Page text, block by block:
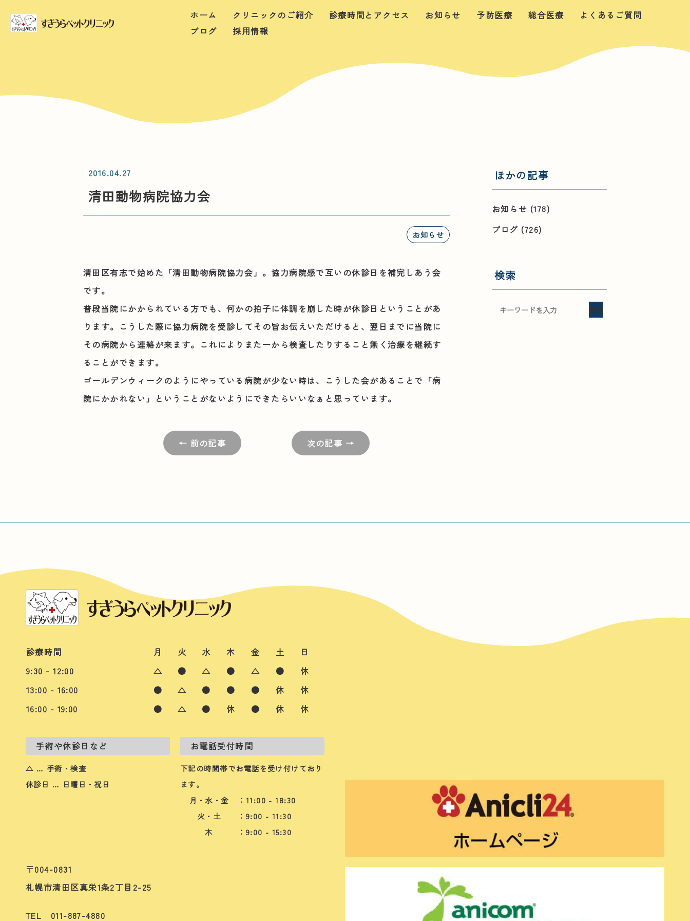
ホーム クリニックのご紹介 診療時間とアクセス お知らせ 予防医療 総合医療
よくあるご質問
ブログ
採用情報
2016.04.27
清田動物病院協力会
お知らせ
清田区有志で始めた 「清田動物病院協力会」 。協力病院感で互いの休診日を補完しあう会
です。
普段当院にかかられている方でも、何かの拍子に体調を崩した時が休診日ということがあ
ります。こうした際に協力病院を受診してその旨お伝えいただけると、翌日までに当院に
その病院から連絡が来ます。これによりまた一から検査したりすること無く治療を継続す
ることができます。
ゴールデンウィークのようにやっている病院が少ない時は、こうした会があることで「病
院にかかれない」ということがないようにできたらいいなぁと思っています。
← 前の記事 次の記事 →
ほかの記事
お知らせ (178)
ブログ (726)
検索
検索
診療時間 月 火 水 木 金 土
日
9:30 - 12:00
△ ● △ ● △ ●
休
13:00 - 16:00
● △ ● ● ● 休
休
16:00 - 19:00
● △ ● 休 ● 休 休
手術や休診日など
△ … 手術・検査
休診日 … 日曜日・祝日
お電話受付時間
下記の時間帯でお電話を受け付けており
ます。
月・水・金
：11:00 - 18:30
火・土
：9:00 - 11:30
木
：9:00 - 15:30
〒004-0831
札幌市清田区真栄1条2丁目2-25
TEL 011-887-4880